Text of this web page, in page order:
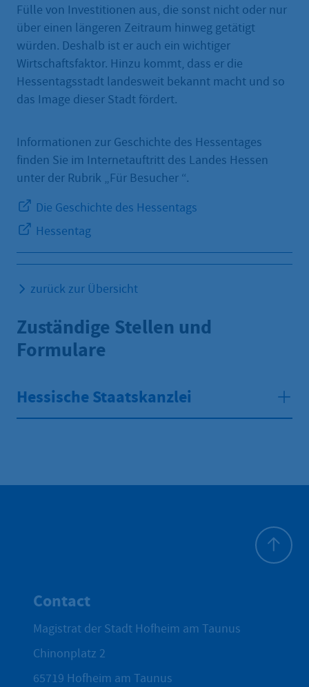
Fülle von Investitionen aus, die sonst nicht oder nur
über einen längeren Zeitraum hinweg getätigt
würden. Deshalb ist er auch ein wichtiger
Wirtschaftsfaktor. Hinzu kommt, dass er die
Hessentagsstadt landesweit bekannt macht und so
das Image dieser Stadt fördert.
Informationen zur Geschichte des Hessentages
finden Sie im Internetauftritt des Landes Hessen
unter der Rubrik „Für Besucher “.
Die Geschichte des Hessentags
Hessentag
zurück zur Übersicht
Zuständige Stellen und
Formulare
Hessische Staatskanzlei
Contact
Magistrat der Stadt Hofheim am Taunus
Chinonplatz 2
65719 Hofheim am Taunus